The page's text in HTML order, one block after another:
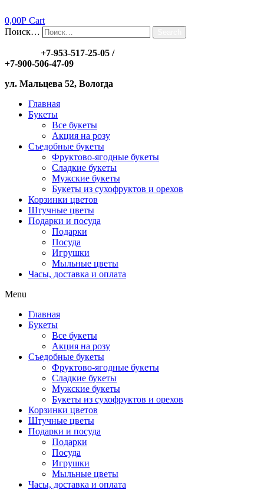
0,00Р Cart
Поиск…
+7-953-517-25-05 /
+7-900-506-47-09
ул. Мальцева 52, Вологда
Главная
Букеты
Все букеты
Акция на розу
Съедобные букеты
Фруктово-ягодные букеты
Сладкие букеты
Мужские букеты
Букеты из сухофруктов и орехов
Корзинки цветов
Штучные цветы
Подарки и посуда
Подарки
Посуда
Игрушки
Мыльные цветы
Часы, доставка и оплата
Menu
Главная
Букеты
Все букеты
Акция на розу
Съедобные букеты
Фруктово-ягодные букеты
Сладкие букеты
Мужские букеты
Букеты из сухофруктов и орехов
Корзинки цветов
Штучные цветы
Подарки и посуда
Подарки
Посуда
Игрушки
Мыльные цветы
Часы, доставка и оплата